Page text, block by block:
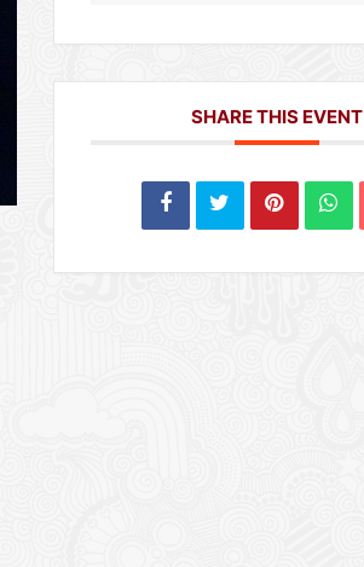
SHARE THIS EVENT